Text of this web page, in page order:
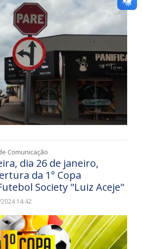
Comunicação
dia 26 de janeiro,
da 1° Copa
Society "Luiz Aceje"
14:42